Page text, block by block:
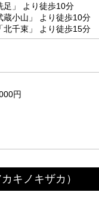
足」 より徒歩10分
蔵小山」 より徒歩10分
北千束」 より徒歩15分
円
キノキザカ）